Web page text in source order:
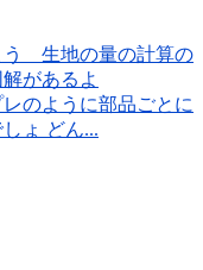
う 生地の量の計算の
があるよ
のように部品ごとに
ょ どん...